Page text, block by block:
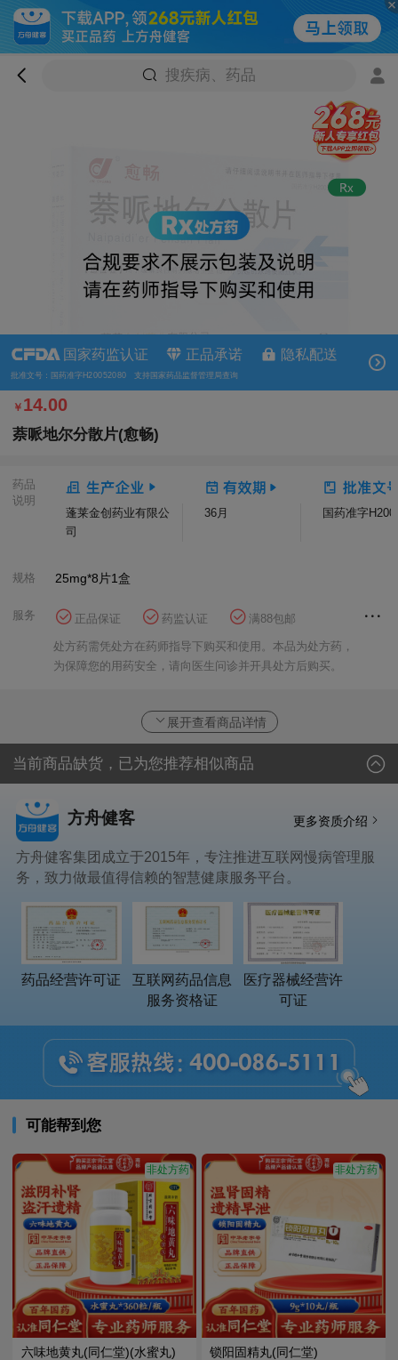
搜疾病、药品
国家药监认证 正品承诺 隐私配送
批准文号：国药准字H20052080 支持国家药品监督管理局查询
￥ 14.00
萘哌地尔分散片(愈畅)
药品
说明
蓬莱金创药业有限公
司
36月 国药准字
规格 25mg*8片1盒
服务 正品保证 药监认证
满88包邮
花呗分期
方舟健客大药房
处方药需凭处方在药师指导下购买和使用。本品为处方药，
为保障您的用药安全，请向医生问诊并开具处方后购买。
展开查看商品详情
当前商品缺货，已为您推荐相似商品
方舟健客 更多资质介绍
方舟健客集团成立于2015年，专注推进互联网慢病管理服
务，致力做最值得信赖的智慧健康服务平台。
药品经营许可证
互联网药品信息
服务资格证
医疗器械经营许
可证
可能帮到您
非处方药
六味地黄丸(同仁堂)(水蜜丸)
非处方药
锁阳固精丸(同仁堂)